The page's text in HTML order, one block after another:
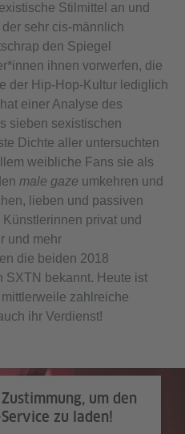
Stilmittel an und
sehr cis-männlich
den Spiegel
ihnen vorwerfen, die
der Hip-Hop-Kultur lediglich
einer Analyse des
sieben sexistischen
Dichte aller untersuchten
weibliche Fans sie als
male gaze umkehren und
lieben und passiven
privat und
und mehr
die beiden 2018
SXTN bekannt. Heute ist
zahlreiche
ihr Verdienst!
um den
zu laden!